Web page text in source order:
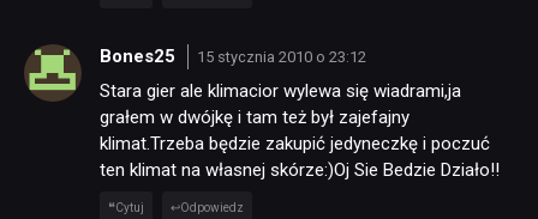
Bones25 15 stycznia 2010 o 23:12
Stara gier ale klimacior wylewa się wiadrami,ja
grałem w dwójkę i tam też był zajefajny
klimat.Trzeba będzie zakupić jedyneczkę i poczuć
ten klimat na własnej skórze:)Oj Sie Bedzie Działo!!
Cytuj Odpowiedz